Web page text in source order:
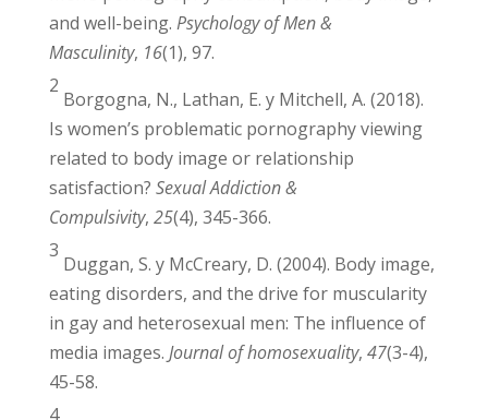
El mejor cuerpo, imperfecto, será siempre el
tuyo. Quiérete así y quiérete mucho.
1
Tylka, T. (2015). No harm in looking, right?
Men’s pornography consumption, body
image, and well-being.
Psychology of Men &
Masculinity
(1), 97.
Borgogna, N., Lathan, E. y Mitchell, A. (2018).
Is women’s problematic pornography viewing
related to body image or relationship